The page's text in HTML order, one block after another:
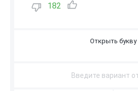
182